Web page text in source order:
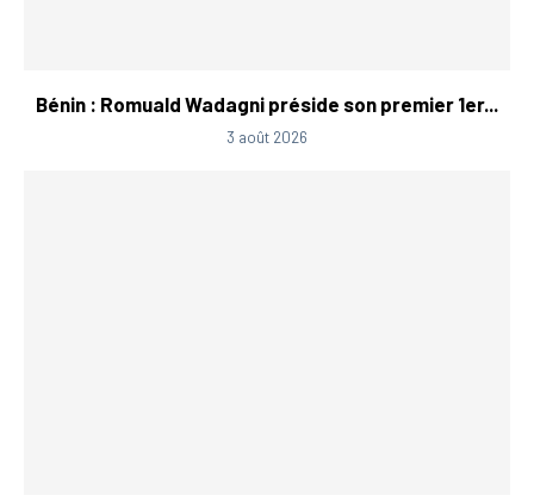
Bénin : Romuald Wadagni préside son premier 1er...
3 août 2026